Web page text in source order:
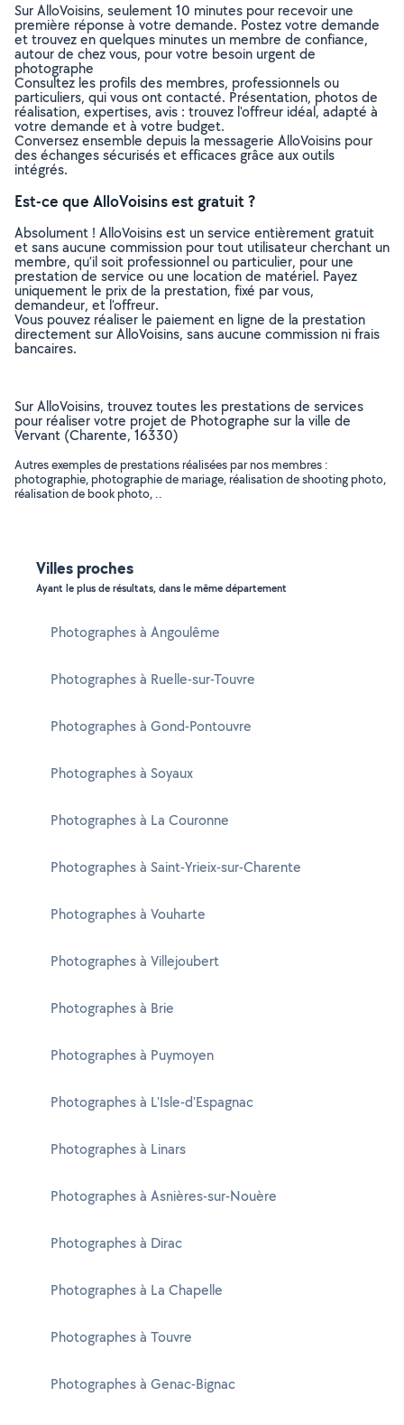
Sur AlloVoisins, seulement 10 minutes pour recevoir une
première réponse à votre demande. Postez votre demande
et trouvez en quelques minutes un membre de confiance,
autour de chez vous, pour votre besoin urgent de
photographe
Consultez les profils des membres, professionnels ou
particuliers, qui vous ont contacté. Présentation, photos de
réalisation, expertises, avis : trouvez l'offreur idéal, adapté à
votre demande et à votre budget.
Conversez ensemble depuis la messagerie AlloVoisins pour
des échanges sécurisés et efficaces grâce aux outils
intégrés.
Est-ce que AlloVoisins est gratuit ?
Absolument ! AlloVoisins est un service entièrement gratuit
et sans aucune commission pour tout utilisateur cherchant un
membre, qu’il soit professionnel ou particulier, pour une
prestation de service ou une location de matériel. Payez
uniquement le prix de la prestation, fixé par vous,
demandeur, et l’offreur.
Vous pouvez réaliser le paiement en ligne de la prestation
directement sur AlloVoisins, sans aucune commission ni frais
bancaires.
Sur AlloVoisins, trouvez toutes les prestations de services
pour réaliser votre projet de Photographe sur la ville de
Vervant (Charente, 16330)
Autres exemples de prestations réalisées par nos membres :
photographie, photographie de mariage, réalisation de shooting photo,
réalisation de book photo, ..
Villes proches
Ayant le plus de résultats, dans le même département
Photographes à Angoulême
Photographes à Ruelle-sur-Touvre
Photographes à Gond-Pontouvre
Photographes à Soyaux
Photographes à La Couronne
Photographes à Saint-Yrieix-sur-Charente
Photographes à Vouharte
Photographes à Villejoubert
Photographes à Brie
Photographes à Puymoyen
Photographes à L'Isle-d'Espagnac
Photographes à Linars
Photographes à Asnières-sur-Nouère
Photographes à Dirac
Photographes à La Chapelle
Photographes à Touvre
Photographes à Genac-Bignac